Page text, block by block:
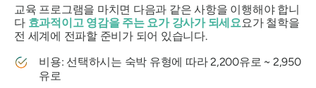
교육 프로그램을 마치면 다음과 같은 사항을 이행해야 합니
다 효과적이고 영감을 주는 요가 강사가 되세요요가 철학을
전 세계에 전파할 준비가 되어 있습니다.
비용: 선택하시는 숙박 유형에 따라 2,200유로 ~ 2,950
유로